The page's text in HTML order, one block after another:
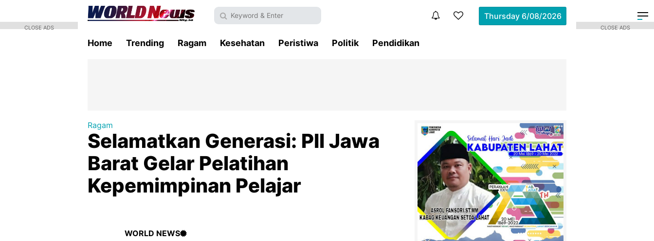
Thursday 6/08/2026
Home Trending Ragam Kesehatan Peristiwa Politik Pendidikan
Ragam
Selamatkan Generasi: PII Jawa
Barat Gelar Pelatihan
Kepemimpinan Pelajar
WORLD NEWS
CLOSE ADS CLOSE ADS